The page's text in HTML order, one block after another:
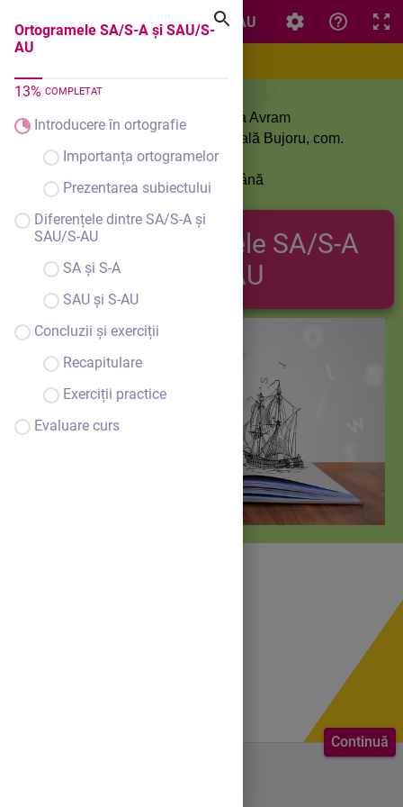
Ortogramele SA/S-A și SAU/S-
AU
13% COMPLETAT
Introducere în ortografie
Importanța ortogramelor
Prezentarea subiectului
Diferențele dintre SA/S-A și
SAU/S-AU
SA și S-A
SAU și S-AU
Concluzii și exerciții
Recapitulare
Exerciții practice
Evaluare curs
Continuă
Ortogramele SA/S-A și SAU/S-AU
Cadru didactic: prof. Nadia Venera Avram
Unitatea școlară: Școala Gimnazială Bujoru, com.
Bujoru, jud. Teleorman
Disciplina: Limba și literatura română
Clasa: a III a
Ortogramele SA/S-A
și SAU/S-AU